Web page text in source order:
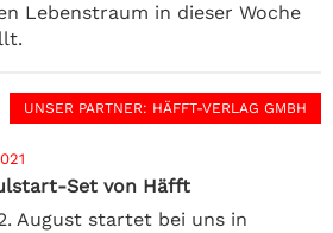
Lebenstraum in dieser Woche
UNSER PARTNER: HÄFFT-VERLAG GMBH
Set von Häfft
August startet bei uns in